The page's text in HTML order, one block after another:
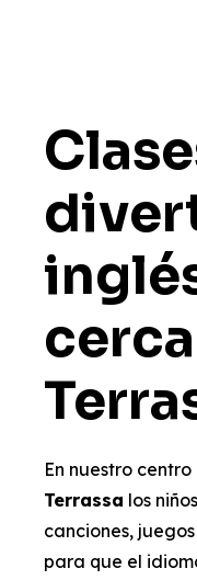
En nuestro centro
Terrassa los
canciones,
para que el